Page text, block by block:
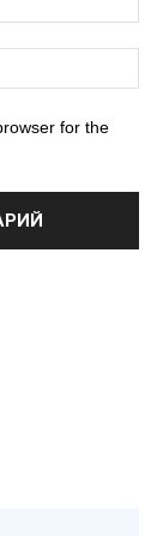
for the